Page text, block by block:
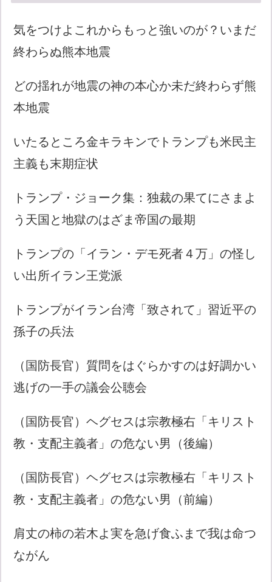
気をつけよこれからもっと強いのが？いまだ
終わらぬ熊本地震
どの揺れが地震の神の本心か未だ終わらず熊
本地震
いたるところ金キラキンでトランプも米民主
主義も末期症状
トランプ・ジョーク集：独裁の果てにさまよ
う天国と地獄のはざま帝国の最期
トランプの「イラン・デモ死者４万」の怪し
い出所イラン王党派
トランプがイラン台湾「致されて」習近平の
孫子の兵法
（国防長官）質問をはぐらかすのは好調かい
逃げの一手の議会公聴会
（国防長官）ヘグセスは宗教極右「キリスト
教・支配主義者」の危ない男（後編）
（国防長官）ヘグセスは宗教極右「キリスト
教・支配主義者」の危ない男（前編）
肩丈の柿の若木よ実を急げ食ふまで我は命つ
ながん